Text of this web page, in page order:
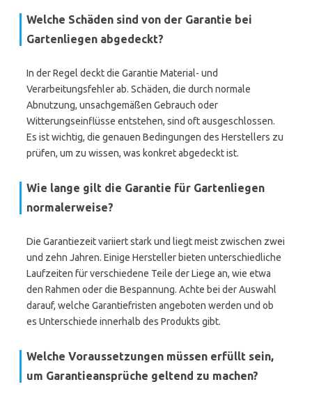
Welche Schäden sind von der Garantie bei
Gartenliegen abgedeckt?
In der Regel deckt die Garantie Material- und
Verarbeitungsfehler ab. Schäden, die durch normale
Abnutzung, unsachgemäßen Gebrauch oder
Witterungseinflüsse entstehen, sind oft ausgeschlossen.
Es ist wichtig, die genauen Bedingungen des Herstellers zu
prüfen, um zu wissen, was konkret abgedeckt ist.
Wie lange gilt die Garantie für Gartenliegen
normalerweise?
Die Garantiezeit variiert stark und liegt meist zwischen zwei
und zehn Jahren. Einige Hersteller bieten unterschiedliche
Laufzeiten für verschiedene Teile der Liege an, wie etwa
den Rahmen oder die Bespannung. Achte bei der Auswahl
darauf, welche Garantiefristen angeboten werden und ob
es Unterschiede innerhalb des Produkts gibt.
Welche Voraussetzungen müssen erfüllt sein,
um Garantieansprüche geltend zu machen?